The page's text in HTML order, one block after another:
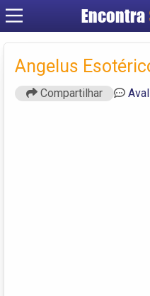
Encontra
Angelus
Compartilhar